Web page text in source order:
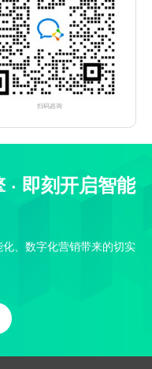
扫码咨询
即刻开启智能
、数字化营销带来的切实